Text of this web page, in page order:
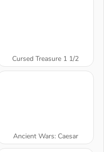
Cursed Treasure 1 1/2
Ancient Wars: Caesar